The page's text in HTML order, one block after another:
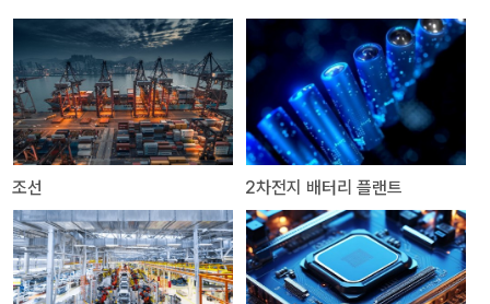
조선 2차전지 배터리 플랜트